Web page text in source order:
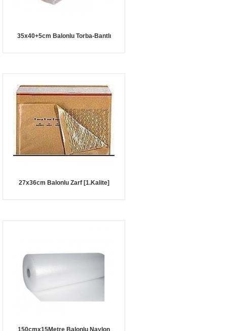
35x40+5cm Balonlu Torba-Bantlı
27x36cm Balonlu Zarf [1.Kalite]
150cmx15Metre Balonlu Naylon